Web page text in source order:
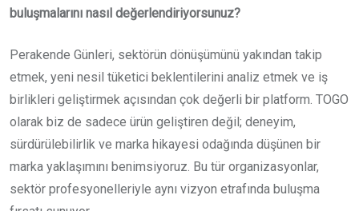
buluşmalarını nasıl değerlendiriyorsunuz?
Perakende Günleri, sektörün dönüşümünü yakından takip
etmek, yeni nesil tüketici beklentilerini analiz etmek ve iş
birlikleri geliştirmek açısından çok değerli bir platform. TOGO
olarak biz de sadece ürün geliştiren değil; deneyim,
sürdürülebilirlik ve marka hikayesi odağında düşünen bir
marka yaklaşımını benimsiyoruz. Bu tür organizasyonlar,
sektör profesyonelleriyle aynı vizyon etrafında buluşma